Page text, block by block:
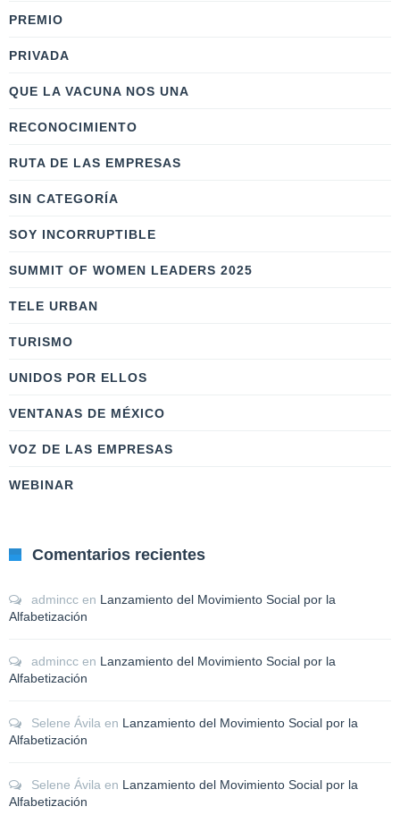
PREMIO
PRIVADA
QUE LA VACUNA NOS UNA
RECONOCIMIENTO
RUTA DE LAS EMPRESAS
SIN CATEGORÍA
SOY INCORRUPTIBLE
SUMMIT OF WOMEN LEADERS 2025
TELE URBAN
TURISMO
UNIDOS POR ELLOS
VENTANAS DE MÉXICO
VOZ DE LAS EMPRESAS
WEBINAR
Comentarios recientes
admincc en Lanzamiento del Movimiento Social por la
Alfabetización
admincc en Lanzamiento del Movimiento Social por la
Alfabetización
Selene Ávila en Lanzamiento del Movimiento Social por la
Alfabetización
Selene Ávila en Lanzamiento del Movimiento Social por la
Alfabetización